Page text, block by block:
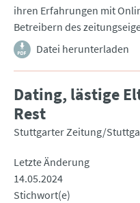
ihren Erfahrungen mit
Betreibern des
Datei herunterladen
Dating, lästige
Rest
Stuttgarter Zeitung/
Letzte Änderung
14.05.2024
Stichwort(e)